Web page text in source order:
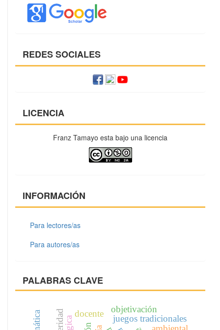
REDES SOCIALES
LICENCIA
Franz Tamayo esta bajo una licencia
INFORMACIÓN
Para lectores/as
Para autores/as
PALABRAS CLAVE
juegos tradicionales
objetivación
docente